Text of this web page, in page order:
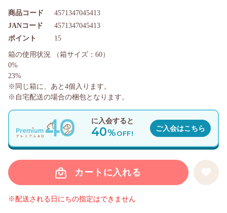
商品コード 4571347045413
ポイント 15
JANコード 4571347045413
カートに入れる
※配送される日にちの指定はできません
に入会すると
40%OFF!
ご入会はこちら
箱の使用状況
（箱サイズ：60）
0%
23%
※同じ箱に、あと 4個入ります。
※自宅配送の場合の梱包となります。